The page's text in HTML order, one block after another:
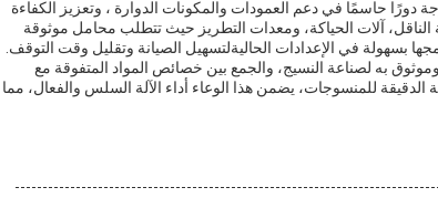
حاسمًا في دعم العمودات والمكونات الدوارة ، وتعزيز الكفاءة
الناقل، آلات الحياكة، ومعدات التطريز حيث تتطلب محامل موثوقة
بسهولة في الإعدادات الحاليةلتسهيل الصيانة وتقليل وقت التوقف.
به لصناعة النسيج، والجمع بين خصائص المواد المتفوقة مع
الدقيقة للمنسوجات، يضمن هذا الوعاء أداء الآلة السلس والفعال، مما